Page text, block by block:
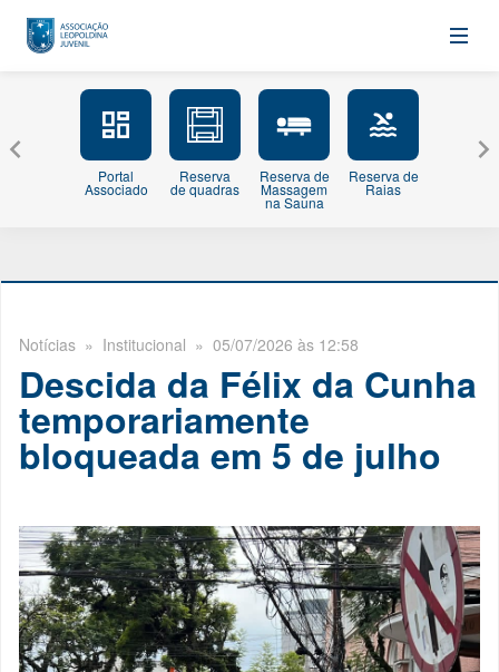
Portal
Associado
Reserva
de quadras
Reserva de
Massagem
na Sauna
Reserva de
Raias
Notícias » Institucional » 05/07/2026 às 12:58
Descida da Félix da Cunha
temporariamente
bloqueada em 5 de julho